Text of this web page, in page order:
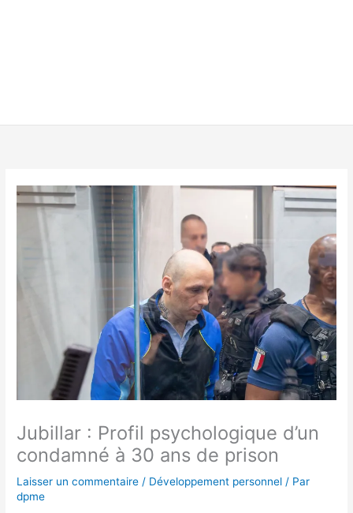
Jubillar : Profil psychologique d’un
condamné à 30 ans de prison
Laisser un commentaire / Développement personnel / Par
dpme